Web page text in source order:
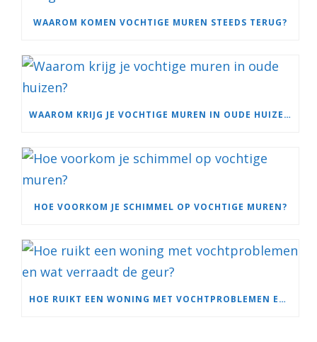
WAAROM KOMEN VOCHTIGE MUREN STEEDS TERUG?
WAAROM KRIJG JE VOCHTIGE MUREN IN OUDE HUIZEN?
HOE VOORKOM JE SCHIMMEL OP VOCHTIGE MUREN?
HOE RUIKT EEN WONING MET VOCHTPROBLEMEN EN WAT VERRAADT DE GEUR?